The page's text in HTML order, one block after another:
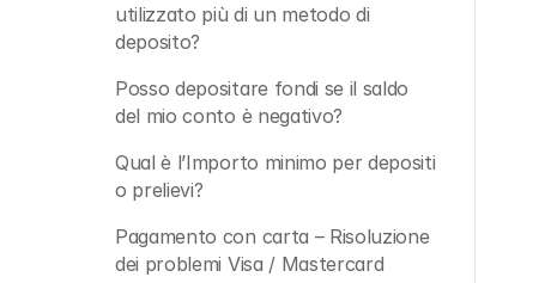
utilizzato più di un metodo di
deposito?
Posso depositare fondi se il saldo
del mio conto è negativo?
Qual è l’Importo minimo per depositi
o prelievi?
Pagamento con carta – Risoluzione
dei problemi Visa / Mastercard